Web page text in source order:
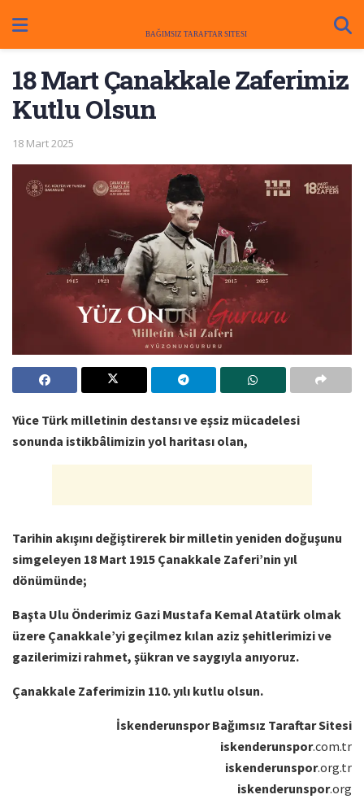
18 Mart Çanakkale Zaferimiz
Kutlu Olsun
18 Mart 2025
Yüce Türk milletinin destansı ve eşsiz mücadelesi
sonunda istikbâlimizin yol haritası olan,
Tarihin akışını değiştirerek bir milletin yeniden doğuşunu
simgeleyen 18 Mart 1915 Çanakkale Zaferi’nin yıl
dönümünde;
Başta Ulu Önderimiz Gazi Mustafa Kemal Atatürk olmak
üzere Çanakkale’yi geçilmez kılan aziz şehitlerimizi ve
gazilerimizi rahmet, şükran ve saygıyla anıyoruz.
Çanakkale Zaferimizin 110. yılı kutlu olsun.
İskenderunspor Bağımsız Taraftar Sitesi
iskenderunspor.com.tr
iskenderunspor.org.tr
iskenderunspor.org